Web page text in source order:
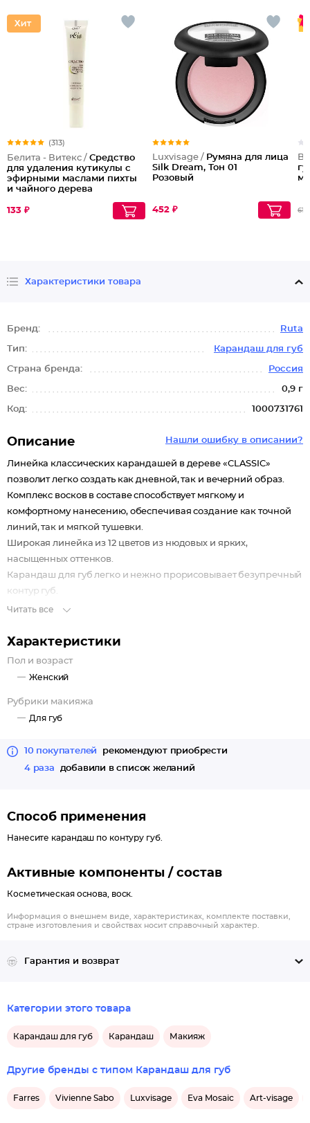
(313)
Белита - Витекс / Средство
для удаления кутикулы с
эфирными маслами пихты
и чайного дерева
133 ₽
Luxvisage / Румяна для лица
Silk Dream, Тон 01
Розовый
452 ₽ 618
Характеристики товара
Бренд: Ruta
Тип: Карандаш для губ
Страна бренда: Россия
Вес: 0,9 г
Код: 1000731761
Нашли ошибку в описании?
Описание
Линейка классических карандашей в дереве «CLASSIC»
позволит легко создать как дневной, так и вечерний образ.
Комплекс восков в составе способствует мягкому и
комфортному нанесению, обеспечивая создание как точной
линий, так и мягкой тушевки.
Широкая линейка из 12 цветов из нюдовых и ярких,
насыщенных оттенков.
Карандаш для губ легко и нежно прорисовывает безупречный
контур губ.
Читать все
Характеристики
Пол и возраст
Женский
Рубрики макияжа
Для губ
10 покупателей
рекомендуют приобрести
4 раза
добавили в список желаний
Способ применения
Нанесите карандаш по контуру губ.
Активные компоненты / состав
Косметическая основа, воск.
Информация о внешнем виде, характеристиках, комплекте поставки,
стране изготовления и свойствах носит справочный характер.
Гарантия и возврат
Категории этого товара
Карандаш для губ Карандаш Макияж
Другие бренды с типом Карандаш для губ
Farres Vivienne Sabo Luxvisage Eva Mosaic Art-visage